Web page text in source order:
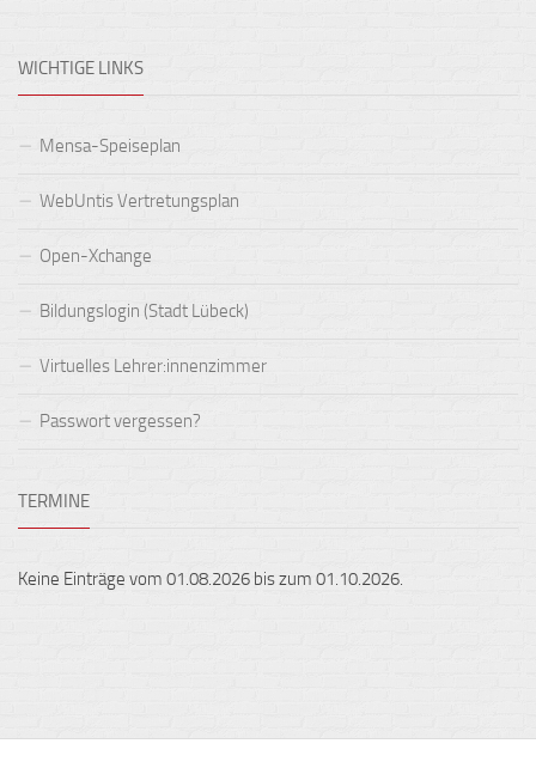
WICHTIGE LINKS
Mensa-Speiseplan
WebUntis Vertretungsplan
Open-Xchange
Bildungslogin (Stadt Lübeck)
Virtuelles Lehrer:innenzimmer
Passwort vergessen?
TERMINE
Keine Einträge vom 01.08.2026 bis zum 01.10.2026.